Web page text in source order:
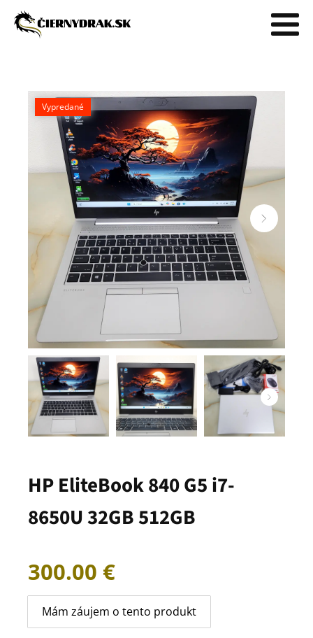
Vypredané
HP EliteBook 840 G5 i7-
8650U 32GB 512GB
300.00 €
Mám záujem o tento produkt